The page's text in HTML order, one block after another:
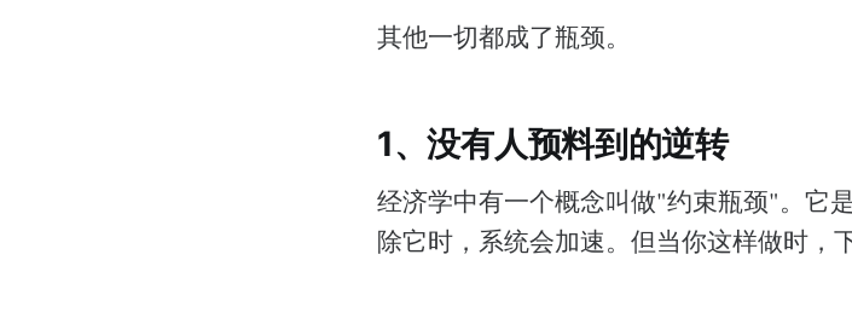
其他一切都成了瓶颈。
1、没有人预料到的逆转
经济学中有一个概念叫做"约束瓶颈"。它
除它时，系统会加速。但当你这样做时，